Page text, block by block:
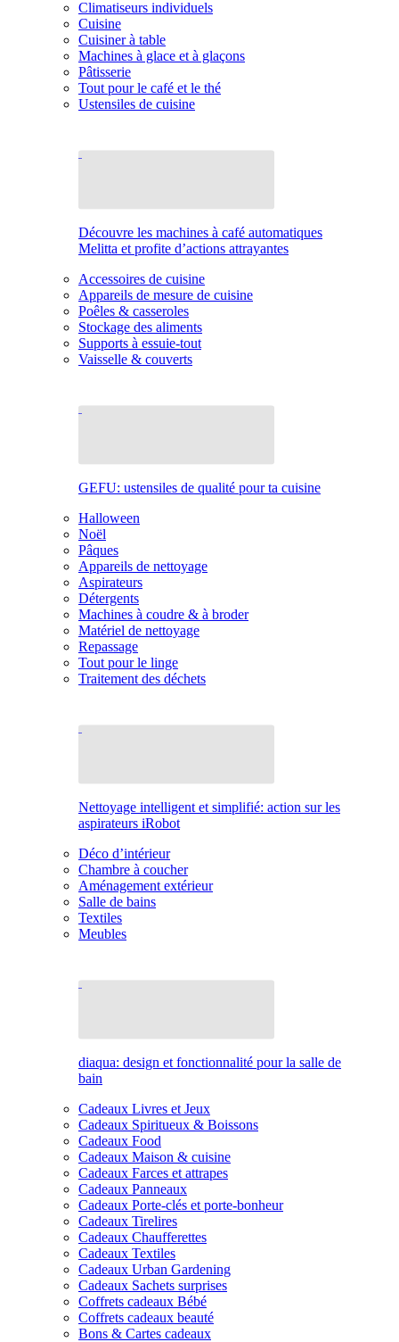
Climatiseurs individuels
Cuisine
Cuisiner à table
Machines à glace et à glaçons
Pâtisserie
Tout pour le café et le thé
Ustensiles de cuisine
Découvre les machines à café automatiques
Melitta et profite d’actions attrayantes
Accessoires de cuisine
Appareils de mesure de cuisine
Poêles & casseroles
Stockage des aliments
Supports à essuie-tout
Vaisselle & couverts
GEFU: ustensiles de qualité pour ta cuisine
Halloween
Noël
Pâques
Appareils de nettoyage
Aspirateurs
Détergents
Machines à coudre & à broder
Matériel de nettoyage
Repassage
Tout pour le linge
Traitement des déchets
Nettoyage intelligent et simplifié: action sur les
aspirateurs iRobot
Déco d’intérieur
Chambre à coucher
Aménagement extérieur
Salle de bains
Textiles
Meubles
diaqua: design et fonctionnalité pour la salle de
bain
Cadeaux Livres et Jeux
Cadeaux Spiritueux & Boissons
Cadeaux Food
Cadeaux Maison & cuisine
Cadeaux Farces et attrapes
Cadeaux Panneaux
Cadeaux Porte-clés et porte-bonheur
Cadeaux Tirelires
Cadeaux Chaufferettes
Cadeaux Textiles
Cadeaux Urban Gardening
Cadeaux Sachets surprises
Coffrets cadeaux Bébé
Coffrets cadeaux beauté
Bons & Cartes cadeaux